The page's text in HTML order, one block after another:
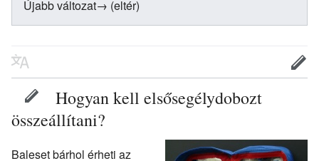
Újabb változat→ (eltér)
Hogyan kell elsősegélydobozt
összeállítani?
Baleset bárhol érheti az